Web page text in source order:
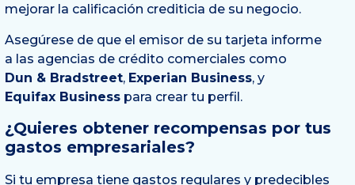
mejorar la calificación crediticia de su negocio.
Asegúrese de que el emisor de su tarjeta informe
a las agencias de crédito comerciales como
Dun & Bradstreet, Experian Business, y
Equifax Business para crear tu perfil.
¿Quieres obtener recompensas por tus
gastos empresariales?
Si tu empresa tiene gastos regulares y predecibles